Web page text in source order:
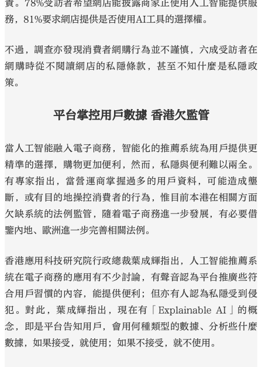
責。78%受訪者希望網店能披露商家正使用人工智能提供服
務，81%要求網店提供是否使用AI工具的選擇權。
不過，調查亦發現消費者網購行為並不謹慎，六成受訪者在
網購時從不閱讀網店的私隱條款，甚至不知什麼是私隱政
策。
平台掌控用戶數據 香港欠監管
當人工智能融入電子商務，智能化的推薦系統為用戶提供更
精準的選擇，購物更加便利，然而，私隱與便利難以兩全。
有專家指出，當營運商掌握過多的用戶資料，可能造成壟
斷，或有目的地操控消費者的行為，惟目前本港在相關方面
欠缺系統的法例監管，隨着電子商務進一步發展，有必要借
鑒內地、歐洲進一步完善相關法例。
香港應用科技研究院行政總裁葉成輝指出，人工智能推薦系
統在電子商務的應用有不少討論，有聲音認為平台推廣些符
合用戶習慣的內容，能提供便利；但亦有人認為私隱受到侵
犯。對此，葉成輝指出，現在有「Explainable AI」的概
念，即是平台告知用戶，會用何種類型的數據、分析些什麼
數據，如果接受，就使用；如果不接受，就不使用。